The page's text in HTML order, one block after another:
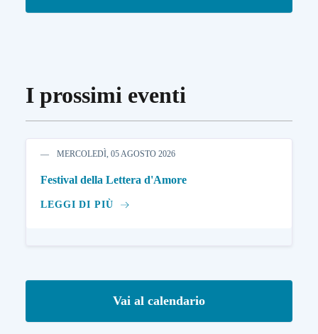
I prossimi eventi
MERCOLEDÌ, 05 AGOSTO 2026
Festival della Lettera d'Amore
LEGGI DI PIÙ
Vai al calendario